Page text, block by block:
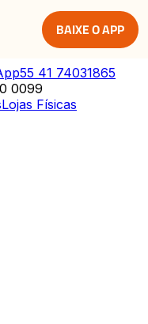
BAIXE O APP
55 41 74031865
0099
Lojas Físicas